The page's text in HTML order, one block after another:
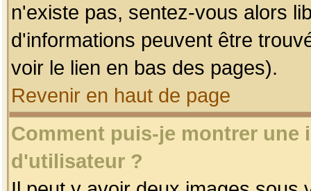
n'existe pas, sentez-vous alors
d'informations peuvent être
voir le lien en bas des pages).
Revenir en haut de page
Comment puis-je montrer une
d'utilisateur ?